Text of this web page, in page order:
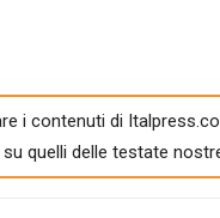
i contenuti di
quelli delle testate